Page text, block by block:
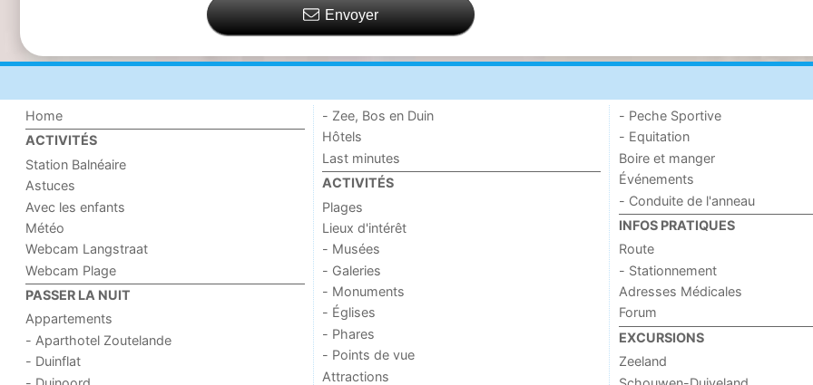
Envoyer
Home
ACTIVITÉS
Station Balnéaire
Astuces
Avec les enfants
Météo
Webcam Langstraat
Webcam Plage
PASSER LA NUIT
Appartements
- Aparthotel Zoutelande
- Duinflat
- Zee, Bos en Duin
Hôtels
Last minutes
ACTIVITÉS
Plages
Lieux d'intérêt
- Musées
- Galeries
- Monuments
- Églises
- Phares
- Points de vue
Attractions
- Peche Sportive
- Equitation
Boire et manger
Événements
- Conduite de l'anneau
INFOS PRATIQUES
Route
- Stationnement
Adresses Médicales
Forum
EXCURSIONS
Zeeland